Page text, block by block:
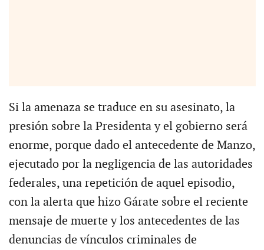
Si la amenaza se traduce en su asesinato, la
presión sobre la Presidenta y el gobierno será
enorme, porque dado el antecedente de Manzo,
ejecutado por la negligencia de las autoridades
federales, una repetición de aquel episodio,
con la alerta que hizo Gárate sobre el reciente
mensaje de muerte y los antecedentes de las
denuncias de vínculos criminales de